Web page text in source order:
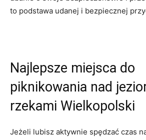
to podstawa udanej i bezpiecznej
Najlepsze miejsca do
piknikowania nad
rzekami Wielkopolski
Jeżeli lubisz aktywnie spędzać czas